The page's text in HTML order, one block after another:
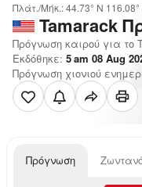
Πλάτ./Μήκ.:44.73° N 116.08°
Tamarack
Πρόγνωση καιρού για το
Εκδόθηκε: 5 am 08 Aug
Πρόγνωση χιονιού
Πρόγνωση